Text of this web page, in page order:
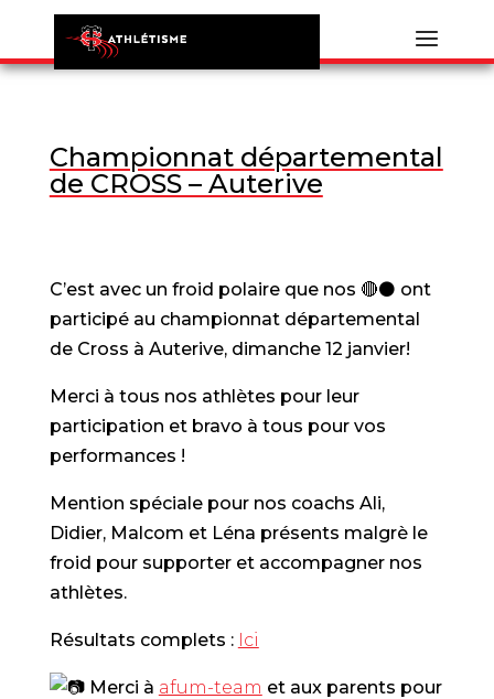
Championnat départemental
de CROSS – Auterive
C’est avec un froid polaire que nos 🔴⚫️ ont
participé au championnat départemental
de Cross à Auterive, dimanche 12 janvier!
Merci à tous nos athlètes pour leur
participation et bravo à tous pour vos
performances !
Mention spéciale pour nos coachs Ali,
Didier, Malcom et Léna présents malgrè le
froid pour supporter et accompagner nos
athlètes.
Résultats complets : Ici
Merci à afum-team et aux parents pour